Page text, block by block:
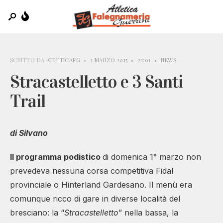
SCRITTO DA ATLETICAFG • 1 MARZO 2015 • 21:01 • NEWS
Stracastelletto e 3 Santi
Trail
di Silvano
Il programma podistico di domenica 1° marzo non
prevedeva nessuna corsa competitiva Fidal
provinciale o Hinterland Gardesano. Il menù era
comunque ricco di gare in diverse località del
bresciano: la “Stracastelletto” nella bassa, la